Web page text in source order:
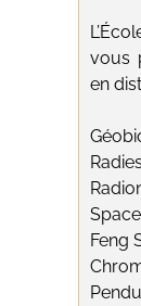
vous
en
Feng